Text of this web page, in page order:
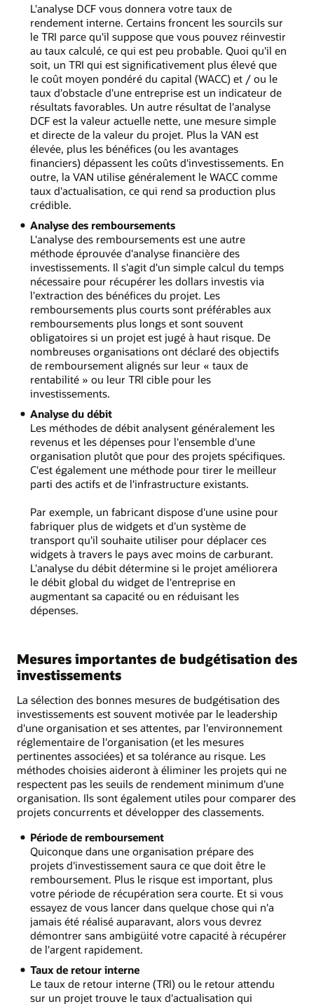
L'analyse DCF vous donnera votre taux de
rendement interne. Certains froncent les sourcils sur
le TRI parce qu'il suppose que vous pouvez réinvestir
au taux calculé, ce qui est peu probable. Quoi qu'il en
soit, un TRI qui est significativement plus élevé que
le coût moyen pondéré du capital (WACC) et / ou le
taux d'obstacle d'une entreprise est un indicateur de
résultats favorables. Un autre résultat de l'analyse
DCF est la valeur actuelle nette, une mesure simple
et directe de la valeur du projet. Plus la VAN est
élevée, plus les bénéfices (ou les avantages
financiers) dépassent les coûts d'investissements. En
outre, la VAN utilise généralement le WACC comme
taux d'actualisation, ce qui rend sa production plus
crédible.
Analyse des remboursements
L'analyse des remboursements est une autre
méthode éprouvée d'analyse financière des
investissements. Il s'agit d'un simple calcul du temps
nécessaire pour récupérer les dollars investis via
l'extraction des bénéfices du projet. Les
remboursements plus courts sont préférables aux
remboursements plus longs et sont souvent
obligatoires si un projet est jugé à haut risque. De
nombreuses organisations ont déclaré des objectifs
de remboursement alignés sur leur « taux de
rentabilité » ou leur TRI cible pour les
investissements.
Analyse du débit
Les méthodes de débit analysent généralement les
revenus et les dépenses pour l'ensemble d'une
organisation plutôt que pour des projets spécifiques.
C'est également une méthode pour tirer le meilleur
parti des actifs et de l'infrastructure existants.
Par exemple, un fabricant dispose d'une usine pour
fabriquer plus de widgets et d'un système de
transport qu'il souhaite utiliser pour déplacer ces
widgets à travers le pays avec moins de carburant.
L'analyse du débit détermine si le projet améliorera
le débit global du widget de l'entreprise en
augmentant sa capacité ou en réduisant les
dépenses.
Mesures importantes de budgétisation des
investissements
La sélection des bonnes mesures de budgétisation des
investissements est souvent motivée par le leadership
d'une organisation et ses attentes, par l'environnement
réglementaire de l'organisation (et les mesures
pertinentes associées) et sa tolérance au risque. Les
méthodes choisies aideront à éliminer les projets qui ne
respectent pas les seuils de rendement minimum d'une
organisation. Ils sont également utiles pour comparer des
projets concurrents et développer des classements.
Période de remboursement
Quiconque dans une organisation prépare des
projets d'investissement saura ce que doit être le
remboursement. Plus le risque est important, plus
votre période de récupération sera courte. Et si vous
essayez de vous lancer dans quelque chose qui n'a
jamais été réalisé auparavant, alors vous devrez
démontrer sans ambigüité votre capacité à récupérer
de l'argent rapidement.
Taux de retour interne
Le taux de retour interne (TRI) ou le retour attendu
sur un projet trouve le taux d'actualisation qui